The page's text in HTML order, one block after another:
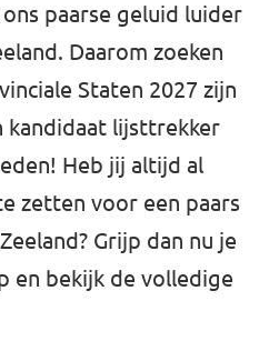
paarse geluid luider
Daarom zoeken
Staten 2027 zijn
kandidaat lijsttrekker
Heb jij altijd al
zetten voor een paars
Grijp dan nu je
en bekijk de volledige